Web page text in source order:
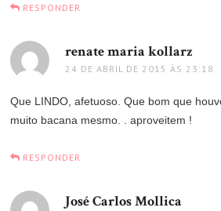
RESPONDER
renate maria kollarz
24 DE ABRIL DE 2015 ÀS 23:18
Que LINDO, afetuoso. Que bom que
muito bacana mesmo. . aproveitem !
RESPONDER
José Carlos Mollica